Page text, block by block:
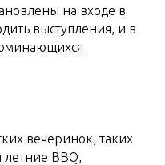
на входе в
выступления, и в
вечеринок, таких
BBQ,